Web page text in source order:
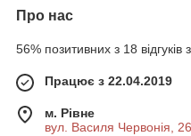
Про нас
56% позитивних з 18 відгуків
Працює з 22.04.2019
м. Рівне
вул. Василя Червонія,